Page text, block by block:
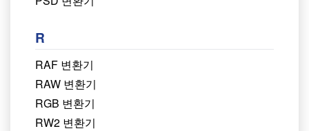
R
RAF 변환기
RAW 변환기
RGB 변환기
RW2 변환기